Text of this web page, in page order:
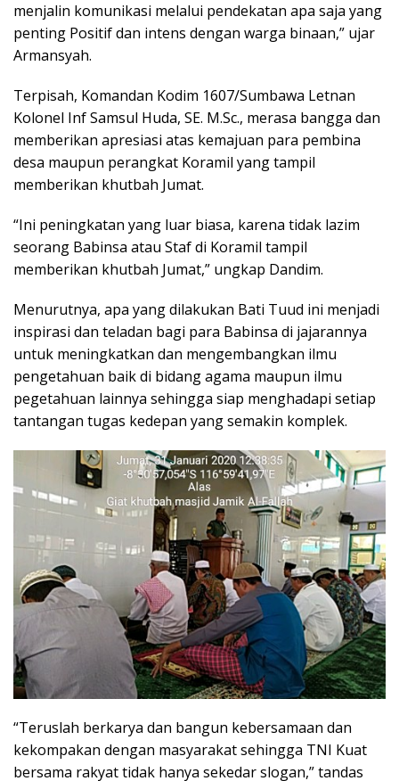
menjalin komunikasi melalui pendekatan apa saja yang
penting Positif dan intens dengan warga binaan,” ujar
Armansyah.
Terpisah, Komandan Kodim 1607/Sumbawa Letnan
Kolonel Inf Samsul Huda, SE. M.Sc., merasa bangga dan
memberikan apresiasi atas kemajuan para pembina
desa maupun perangkat Koramil yang tampil
memberikan khutbah Jumat.
“Ini peningkatan yang luar biasa, karena tidak lazim
seorang Babinsa atau Staf di Koramil tampil
memberikan khutbah Jumat,” ungkap Dandim.
Menurutnya, apa yang dilakukan Bati Tuud ini menjadi
inspirasi dan teladan bagi para Babinsa di jajarannya
untuk meningkatkan dan mengembangkan ilmu
pengetahuan baik di bidang agama maupun ilmu
pegetahuan lainnya sehingga siap menghadapi setiap
tantangan tugas kedepan yang semakin komplek.
“Teruslah berkarya dan bangun kebersamaan dan
kekompakan dengan masyarakat sehingga TNI Kuat
bersama rakyat tidak hanya sekedar slogan,” tandas